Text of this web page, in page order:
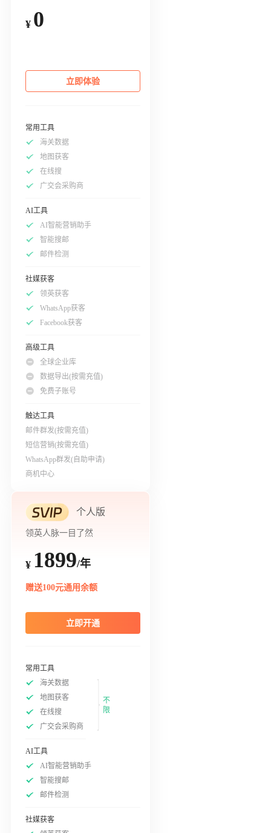
¥ 0
立即体验
常用工具
海关数据
地图获客
在线搜
广交会采购商
AI工具
AI智能营销助手
智能搜邮
邮件检测
社媒获客
领英获客
WhatsApp获客
Facebook获客
高级工具
全球企业库
数据导出(按需充值)
免费子账号
触达工具
邮件群发(按需充值)
短信营销(按需充值)
WhatsApp群发(自助申请)
商机中心
个人版
领英人脉一目了然
¥ 1899/年
赠送100元通用余额
立即开通
常用工具
海关数据
地图获客
在线搜
广交会采购商
不
限
AI工具
AI智能营销助手
智能搜邮
邮件检测
社媒获客